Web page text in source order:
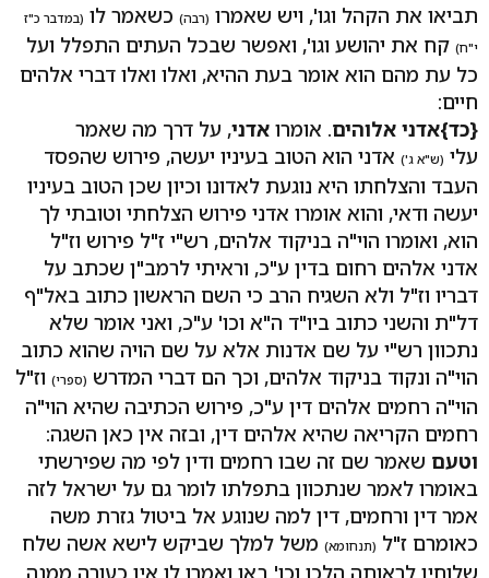
תביאו את הקהל וגו', ויש שאמרו (רבה) כשאמר לו (במדבר כ"ז
י"ח) קח את יהושע וגו', ואפשר שבכל העתים התפלל ועל
כל עת מהם הוא אומר בעת ההיא, ואלו ואלו דברי אלהים
חיים:
{כד}אדני אלוהים. אומרו אדני, על דרך מה שאמר
עלי (ש"א ג') אדני הוא הטוב בעיניו יעשה, פירוש שהפסד
העבד והצלחתו היא נוגעת לאדונו וכיון שכן הטוב בעיניו
יעשה ודאי, והוא אומרו אדני פירוש הצלחתי וטובתי לך
הוא, ואומרו הוי"ה בניקוד אלהים, רש"י ז"ל פירוש וז"ל
אדני אלהים רחום בדין ע"כ, וראיתי לרמב"ן שכתב על
דבריו וז"ל ולא השגיח הרב כי השם הראשון כתוב באל"ף
דל"ת והשני כתוב ביו"ד ה"א וכו' ע"כ, ואני אומר שלא
נתכוון רש"י על שם אדנות אלא על שם הויה שהוא כתוב
הוי"ה ונקוד בניקוד אלהים, וכך הם דברי המדרש (ספרי) וז"ל
הוי"ה רחמים אלהים דין ע"כ, פירוש הכתיבה שהיא הוי"ה
רחמים הקריאה שהיא אלהים דין, ובזה אין כאן השגה:
וטעם שאמר שם זה שבו רחמים ודין לפי מה שפירשתי
באומרו לאמר שנתכוון בתפלתו לומר גם על ישראל לזה
אמר דין ורחמים, דין למה שנוגע אל ביטול גזרת משה
כאומרם ז"ל (תנחומא) משל למלך שביקש לישא אשה שלח
שלוחין לראותה הלכו וכו' באו ואמרו לו אין כעורה ממנה